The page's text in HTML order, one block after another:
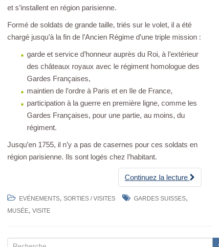
et s’installent en région parisienne.
Formé de soldats de grande taille, triés sur le volet, il a été
chargé jusqu’à la fin de l’Ancien Régime d’une triple mission :
garde et service d’honneur auprès du Roi, à l’extérieur
des châteaux royaux avec le régiment homologue des
Gardes Françaises,
maintien de l’ordre à Paris et en Ile de France,
participation à la guerre en première ligne, comme les
Gardes Françaises, pour une partie, au moins, du
régiment.
Jusqu’en 1755, il n’y a pas de casernes pour ces soldats en
région parisienne. Ils sont logés chez l’habitant.
Continuez la lecture
EVÉNEMENTS, SORTIES / VISITES GARDES SUISSES,
MUSÉE, VISITE